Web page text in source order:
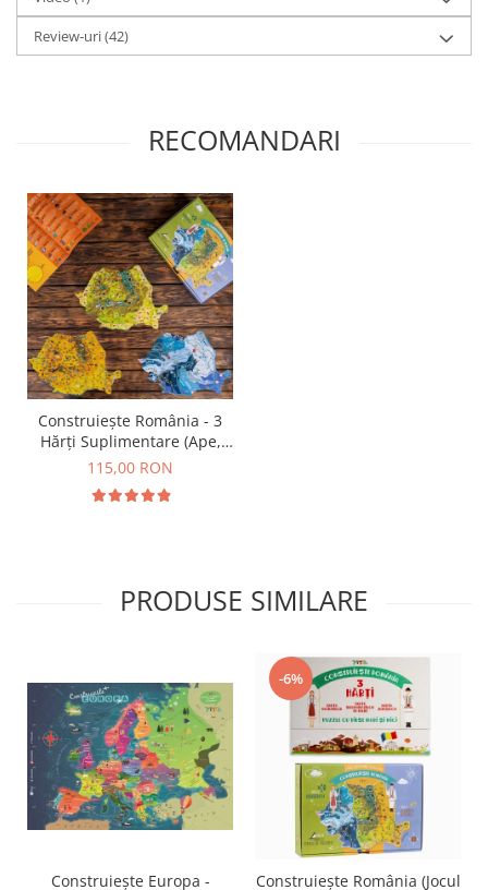
Review-uri(42)
RECOMANDARI
Construiește România - 3
Hărți Suplimentare (Ape,
Resurse, Vegetație și Faună)
115,00 RON
PRODUSE SIMILARE
Construiește Europa -
-6%
Construiește România (Jocul